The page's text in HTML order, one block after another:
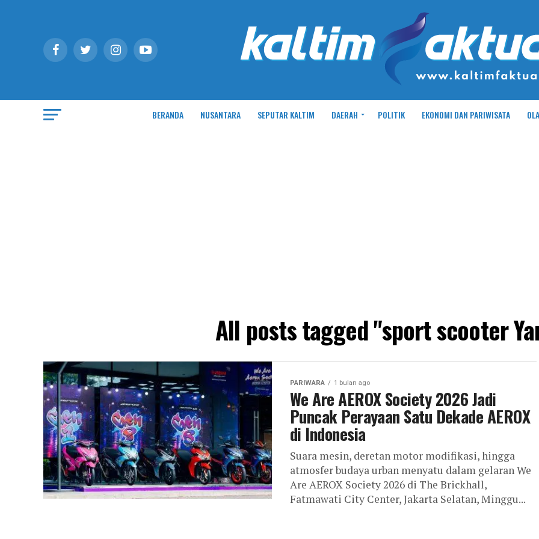
BERANDA NUSANTARA SEPUTAR KALTIM DAERAH POLITIK EKONOMI DAN PARIWISATA
All posts tagged "sport scooter
PARIWARA 1 bulan ago
We Are AEROX Society 2026 Jadi
Puncak Perayaan Satu Dekade AEROX
di Indonesia
Suara mesin, deretan motor modifikasi, hingga
atmosfer budaya urban menyatu dalam gelaran We
Are AEROX Society 2026 di The Brickhall,
Fatmawati City Center, Jakarta Selatan, Minggu...